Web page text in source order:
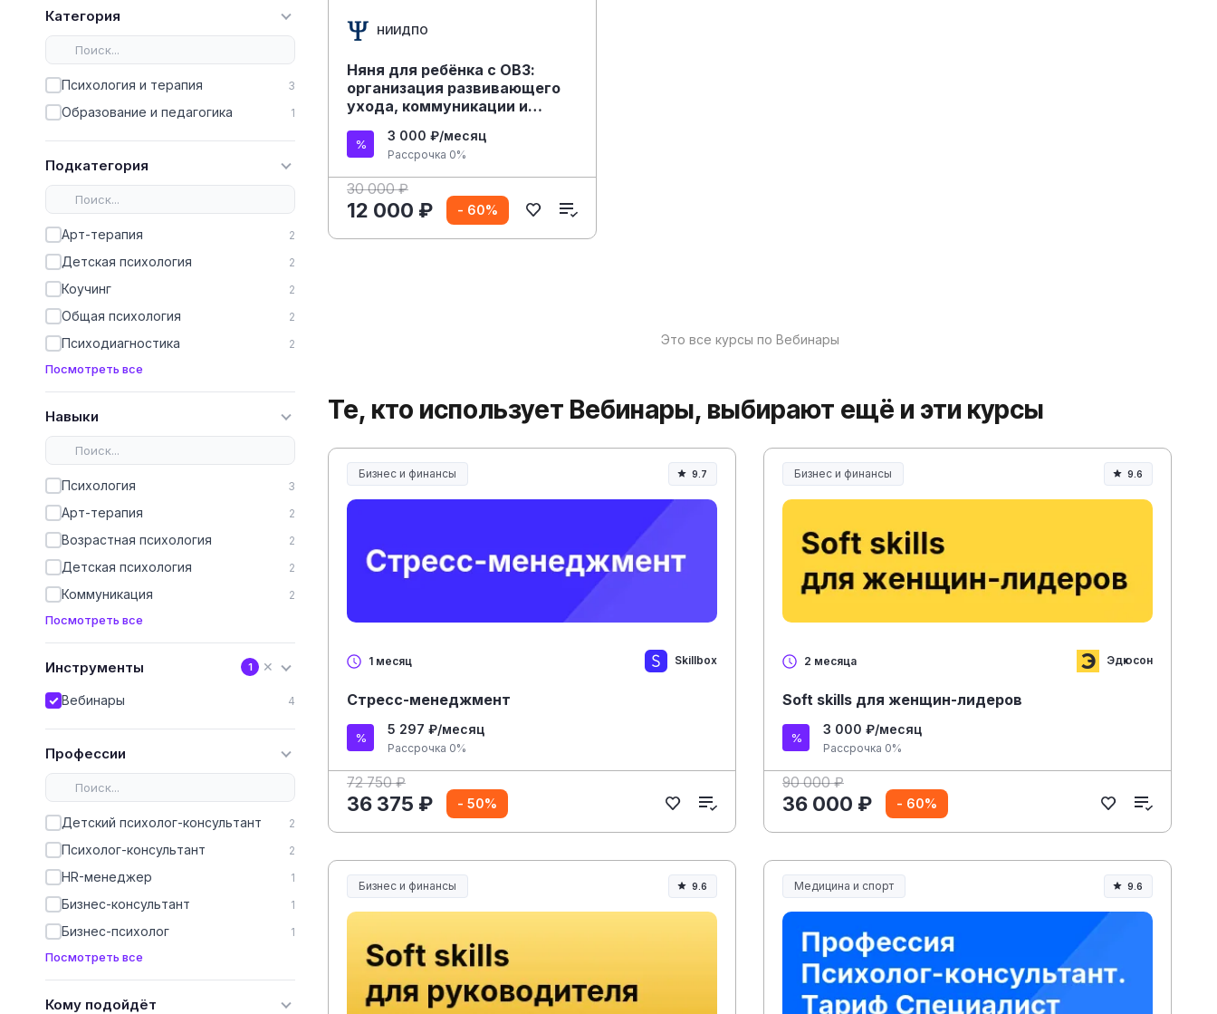
Категория
Психология и терапия 3
Образование и педагогика 1
Подкатегория
Арт-терапия 2
Детская психология 2
Коучинг 2
Общая психология 2
Психодиагностика 2
Посмотреть все
Навыки
Психология 3
Арт-терапия 2
Возрастная психология 2
Детская психология 2
Коммуникация 2
Посмотреть все
Инструменты 1 ✕
Вебинары 4
Профессии
Детский психолог-консультант 2
Психолог-консультант 2
HR-менеджер 1
Бизнес-консультант 1
Бизнес-психолог 1
Посмотреть все
Кому подойдёт
НИИДПО
Няня для ребёнка с ОВЗ:
организация развивающего
ухода, коммуникации и
дошкольного возраста
3 000 ₽/месяц
Рассрочка 0%
30 000 ₽
12 000 ₽ - 60%
Это все курсы по Вебинары
Те, кто использует Вебинары, выбирают ещё и эти курсы
Бизнес и финансы 9.7
1 месяц Skillbox
Стресс-менеджмент
5 297 ₽/месяц
Рассрочка 0%
72 750 ₽
36 375 ₽ - 50%
Бизнес и финансы 9.6
2 месяца Эдюсон
Soft skills для женщин-лидеров
3 000 ₽/месяц
Рассрочка 0%
90 000 ₽
36 000 ₽ - 60%
Бизнес и финансы 9.6 Медицина и спорт
Медицина, спорт и здоровье
9.6